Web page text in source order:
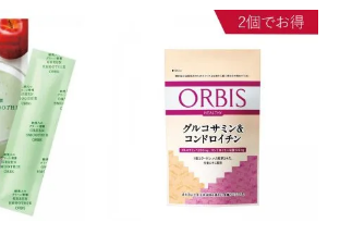
のプラセンタが多い中、オルビスは
鮭由来のプラセンタを採用しまし
るエラスチンのほか、うるおいをキ
ープするヒアルロン酸、コラーゲ
ン、みずみずしさをアシストするコ
ンドロイチン硫酸など、美しさに磨
きをかける6成分をぎゅっと凝縮。
吸収もスムーズです。